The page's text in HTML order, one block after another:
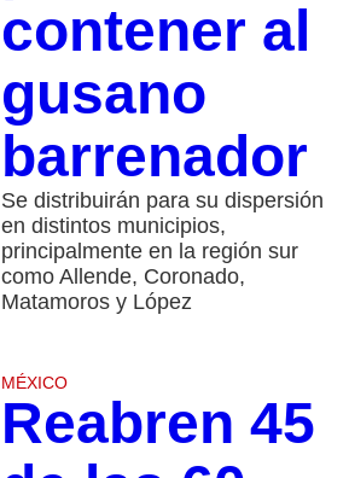
contener al
gusano
barrenador
Se distribuirán para su dispersión
en distintos municipios,
principalmente en la región sur
como Allende, Coronado,
Matamoros y López
MÉXICO
Reabren 45